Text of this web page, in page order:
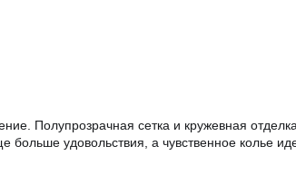
Полупрозрачная сетка и кружевная
больше удовольствия, а чувственное колье